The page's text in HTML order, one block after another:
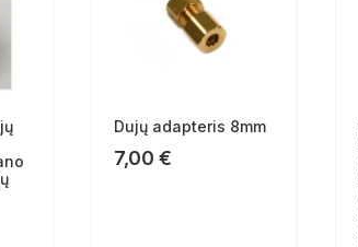
Dujų adapteris 8mm
7,00 €